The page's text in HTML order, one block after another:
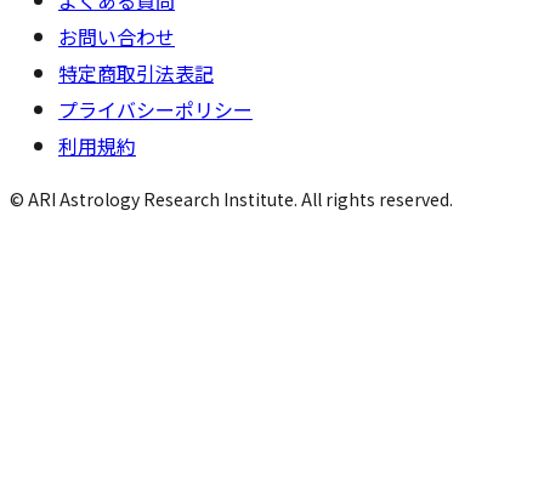
お問い合わせ
特定商取引法表記
プライバシーポリシー
利用規約
© ARI Astrology Research Institute. All rights reserved.